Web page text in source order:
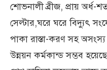
শোভনালী ব্রীজ, প্রায় অর্ধ-
সেল্টার,ঘরে ঘরে বিদ্যুৎ
পাকা রাস্তা-করণ সহ
উন্নয়ন কর্মকান্ড সম্ভব